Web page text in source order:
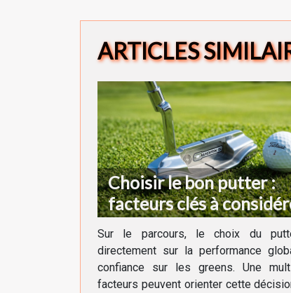
ARTICLES
Choisir le bon putter :
facteurs clés à
Sur le parcours, le choix du
directement sur la performance
confiance sur les greens. Une
facteurs peuvent orienter cette